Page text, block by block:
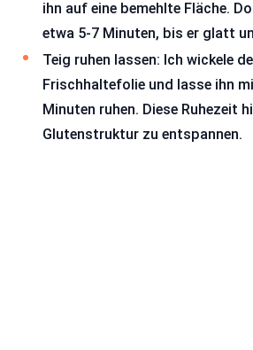
ihn auf eine bemehlte Fläche.
etwa 5-7 Minuten, bis er glatt
Teig ruhen lassen: Ich wickele
Frischhaltefolie und lasse ihn
Minuten ruhen. Diese Ruhezeit
Glutenstruktur zu entspannen.